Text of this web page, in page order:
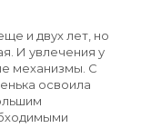
и двух лет, но
И увлечения у
механизмы. С
освоила